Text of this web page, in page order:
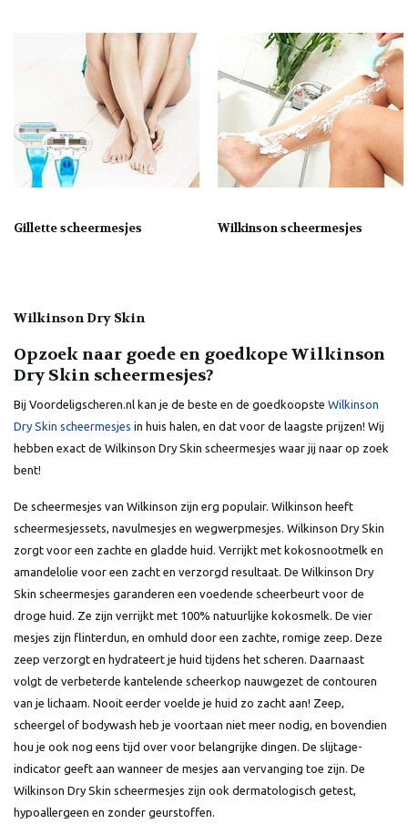
Gillette scheermesjes Wilkinson scheermesjes
Wilkinson Dry Skin
Opzoek naar goede en goedkope Wilkinson
Dry Skin scheermesjes?
Bij Voordeligscheren.nl kan je de beste en de goedkoopste Wilkinson
Dry Skin scheermesjes in huis halen, en dat voor de laagste prijzen! Wij
hebben exact de Wilkinson Dry Skin scheermesjes waar jij naar op zoek
bent!
De scheermesjes van Wilkinson zijn erg populair. Wilkinson heeft
scheermesjessets, navulmesjes en wegwerpmesjes. Wilkinson Dry Skin
zorgt voor een zachte en gladde huid. Verrijkt met kokosnootmelk en
amandelolie voor een zacht en verzorgd resultaat. De Wilkinson Dry
Skin scheermesjes garanderen een voedende scheerbeurt voor de
droge huid. Ze zijn verrijkt met 100% natuurlijke kokosmelk. De vier
mesjes zijn flinterdun, en omhuld door een zachte, romige zeep. Deze
zeep verzorgt en hydrateert je huid tijdens het scheren. Daarnaast
volgt de verbeterde kantelende scheerkop nauwgezet de contouren
van je lichaam. Nooit eerder voelde je huid zo zacht aan! Zeep,
scheergel of bodywash heb je voortaan niet meer nodig, en bovendien
hou je ook nog eens tijd over voor belangrijke dingen. De slijtage-
indicator geeft aan wanneer de mesjes aan vervanging toe zijn. De
Wilkinson Dry Skin scheermesjes zijn ook dermatologisch getest,
hypoallergeen en zonder geurstoffen.